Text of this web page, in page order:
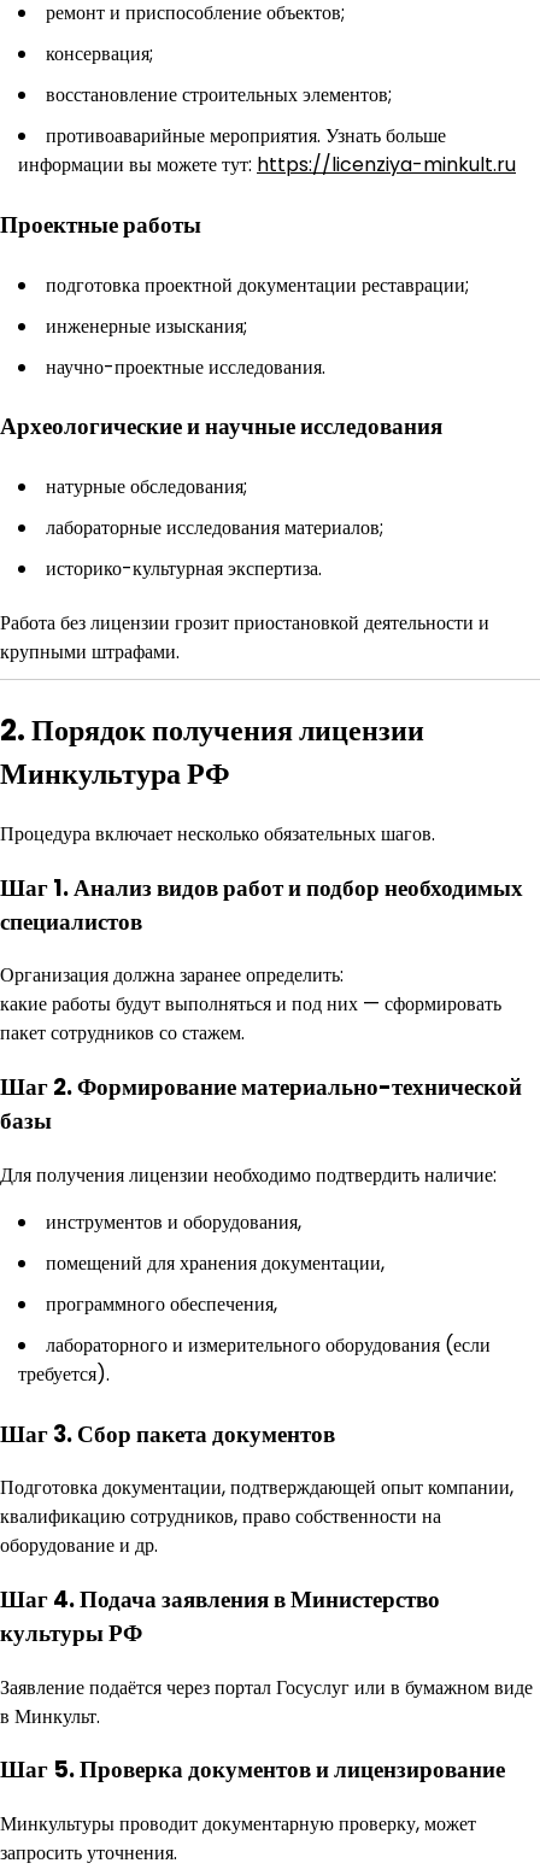
ремонт и приспособление объектов;
консервация;
восстановление строительных элементов;
противоаварийные мероприятия. Узнать больше
информации вы можете тут: https://licenziya-minkult.ru
Проектные работы
подготовка проектной документации реставрации;
инженерные изыскания;
научно-проектные исследования.
Археологические и научные исследования
натурные обследования;
лабораторные исследования материалов;
историко-культурная экспертиза.
Работа без лицензии грозит приостановкой деятельности и
крупными штрафами.
2. Порядок получения лицензии
Минкультура РФ
Процедура включает несколько обязательных шагов.
Шаг 1. Анализ видов работ и подбор необходимых
специалистов
Организация должна заранее определить:
какие работы будут выполняться и под них — сформировать
пакет сотрудников со стажем.
Шаг 2. Формирование материально-технической
базы
Для получения лицензии необходимо подтвердить наличие:
инструментов и оборудования,
помещений для хранения документации,
программного обеспечения,
лабораторного и измерительного оборудования (если
требуется).
Шаг 3. Сбор пакета документов
Подготовка документации, подтверждающей опыт компании,
квалификацию сотрудников, право собственности на
оборудование и др.
Шаг 4. Подача заявления в Министерство
культуры РФ
Заявление подаётся через портал Госуслуг или в бумажном виде
в Минкульт.
Шаг 5. Проверка документов и лицензирование
Минкультуры проводит документарную проверку, может
запросить уточнения.